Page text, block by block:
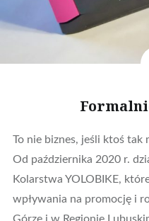
To nie biznes, jeśli ktoś tak
Od października 2020 r.
Kolarstwa YOLOBIKE,
wpływania na promocję i